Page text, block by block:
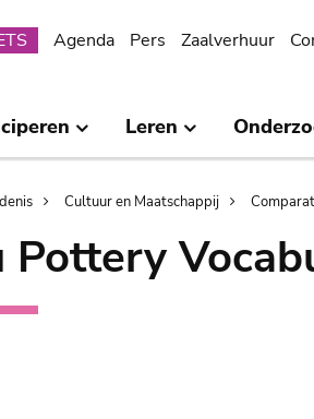
Agenda Pers Zaalverhuur
Leren
Cultuur en Maatschappij
Pottery